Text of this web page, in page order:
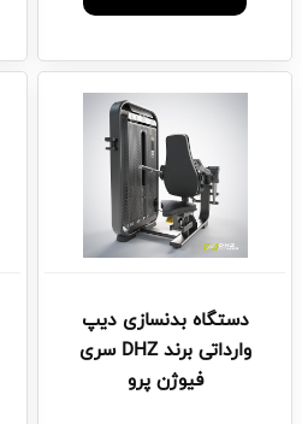
دستگاه بدنسازی دیپ
وارداتی برند DHZ سری
فیوژن پرو